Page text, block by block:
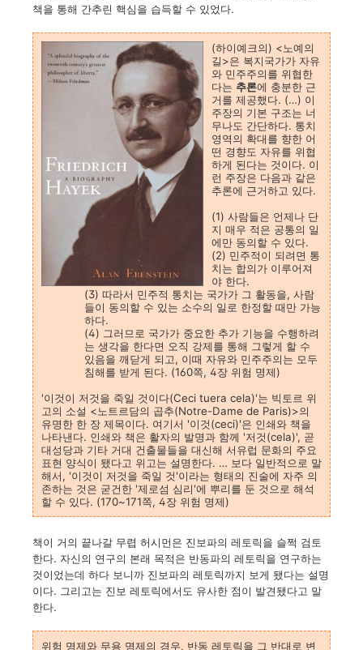
책을 통해 간추린 핵심을 습득할 수 있었다.
(하이예크의) <노예의
길>은 복지국가가 자유
와 민주주의를 위협한
다는 추론에 충분한 근
거를 제공했다. (…) 이
주장의 기본 구조는 너
무나도 간단하다. 통치
영역의 확대를 향한 어
떤 경향도 자유를 위협
하게 된다는 것이다. 이
런 주장은 다음과 같은
추론에 근거하고 있다.
(1) 사람들은 언제나 단
지 매우 적은 공통의 일
에만 동의할 수 있다.
(2) 민주적이 되려면 통
치는 합의가 이루어져
야 한다.
(3) 따라서 민주적 통치는 국가가 그 활동을, 사람
들이 동의할 수 있는 소수의 일로 한정할 때만 가능
하다.
(4) 그러므로 국가가 중요한 추가 기능을 수행하려
는 생각을 한다면 오직 강제를 통해 그렇게 할 수
있음을 깨닫게 되고, 이때 자유와 민주주의는 모두
침해를 받게 된다. (160쪽, 4장 위험 명제)
'이것이 저것을 죽일 것이다(Ceci tuera cela)'는 빅토르 위
고의 소설 <노트르담의 곱추(Notre-Dame de Paris)>의
유명한 한 장 제목이다. 여기서 '이것(ceci)'은 인쇄와 책을
나타낸다. 인쇄와 책은 활자의 발명과 함께 '저것(cela)', 곧
대성당과 기타 거대 건출물들을 대신해 서유럽 문화의 주요
표현 양식이 됐다고 위고는 설명한다. … 보다 일반적으로 말
해서, '이것이 저것을 죽일 것'이라는 형태의 진술에 자주 의
존하는 것은 굳건한 '제로섬 심리'에 뿌리를 둔 것으로 해석
할 수 있다. (170~171쪽, 4장 위험 명제)
책이 거의 끝나갈 무렵 허시먼은 진보파의 레토릭을 슬쩍 검토
한다. 자신의 연구의 본래 목적은 반동파의 레토릭을 연구하는
것이었는데 하다 보니까 진보파의 레토릭까지 보게 됐다는 설명
이다. 그리고는 진보 레토릭에서도 유사한 점이 발견됐다고 말
한다.
위험 명제와 무용 명제의 경우, 반동 레토릭을 그 반대로 변